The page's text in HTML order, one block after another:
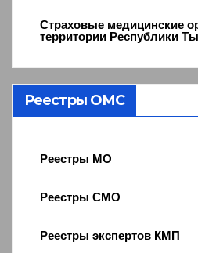
Страховые медицинские
территории Республики
Реестры ОМС
Реестры МО
Реестры СМО
Реестры экспертов КМП